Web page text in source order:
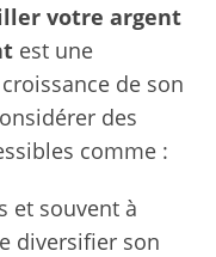
votre argent
est une
de son
des
comme :
et souvent à
diversifier son